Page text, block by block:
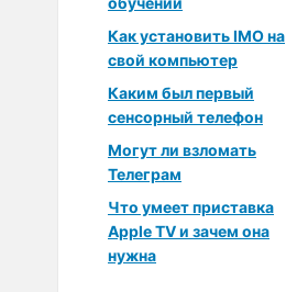
Как установить IMO на
свой компьютер
Каким был первый
сенсорный телефон
Могут ли взломать
Телеграм
Что умеет приставка
Apple TV и зачем она
нужна